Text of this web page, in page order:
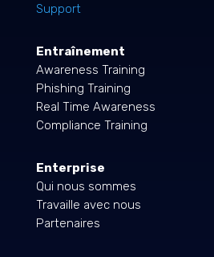
Support
Entraînement
Awareness Training
Phishing Training
Real Time Awareness
Compliance Training
Enterprise
Qui nous sommes
Travaille avec nous
Partenaires